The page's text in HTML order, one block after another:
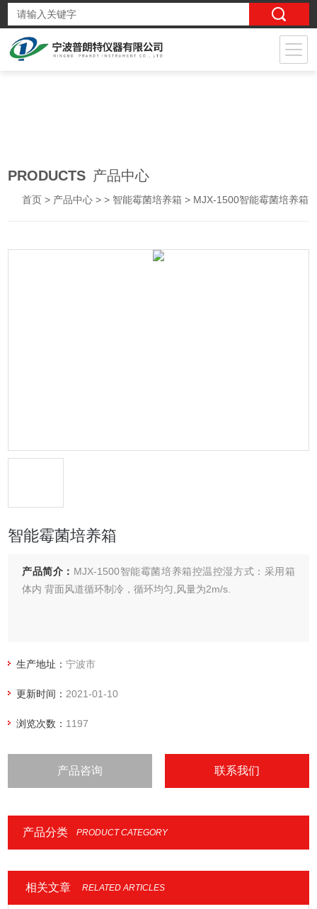
PRODUCTS 产品中心
首页 > 产品中心 > > 智能霉菌培养箱 > MJX-1500智能霉菌培养箱
智能霉菌培养箱
产品简介： MJX-1500智能霉菌培养箱控温控湿方式：采用箱
体内 背面风道循环制冷，循环均匀,风量为2m/s.
生产地址：宁波市
更新时间： 2021-01-10
浏览次数： 1197
产品咨询 联系我们
产品分类 PRODUCT CATEGORY
相关文章 RELATED ARTICLES